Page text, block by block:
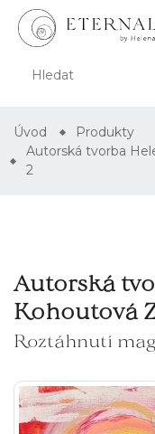
Úvod
Produkty
Autorská tvorba
2
Autorská
Kohoutová
Roztáhnutí